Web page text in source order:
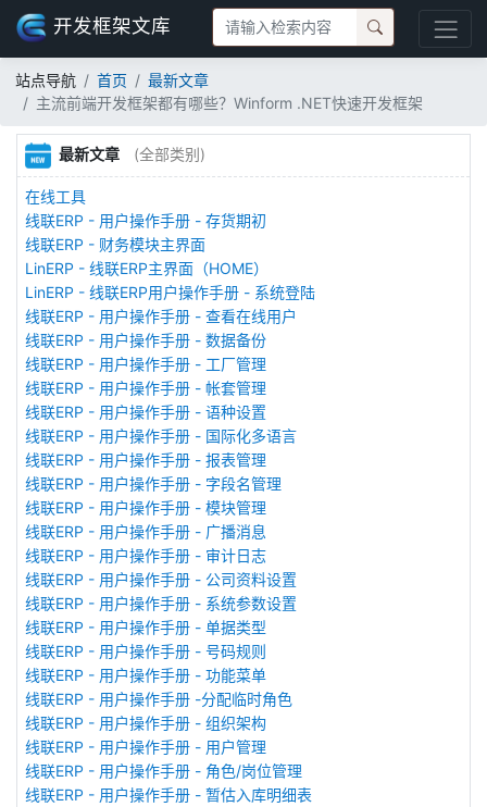
开发框架文库
站点导航 首页
最新文章
主流前端开发框架都有哪些？Winform .NET快速开发框架
最新文章 (全部类别)
在线工具
线联ERP - 用户操作手册 - 存货期初
线联ERP - 财务模块主界面
LinERP - 线联ERP主界面（HOME）
LinERP - 线联ERP用户操作手册 - 系统登陆
线联ERP - 用户操作手册 - 查看在线用户
线联ERP - 用户操作手册 - 数据备份
线联ERP - 用户操作手册 - 工厂管理
线联ERP - 用户操作手册 - 帐套管理
线联ERP - 用户操作手册 - 语种设置
线联ERP - 用户操作手册 - 国际化多语言
线联ERP - 用户操作手册 - 报表管理
线联ERP - 用户操作手册 - 字段名管理
线联ERP - 用户操作手册 - 模块管理
线联ERP - 用户操作手册 - 广播消息
线联ERP - 用户操作手册 - 审计日志
线联ERP - 用户操作手册 - 公司资料设置
线联ERP - 用户操作手册 - 系统参数设置
线联ERP - 用户操作手册 - 单据类型
线联ERP - 用户操作手册 - 号码规则
线联ERP - 用户操作手册 - 功能菜单
线联ERP - 用户操作手册 -分配临时角色
线联ERP - 用户操作手册 - 组织架构
线联ERP - 用户操作手册 - 用户管理
线联ERP - 用户操作手册 - 角色/岗位管理
线联ERP - 用户操作手册 - 暂估入库明细表